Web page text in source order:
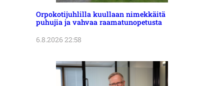
Orpokotijuhlilla kuullaan nimekkäitä
puhujia ja vahvaa raamatunopetusta
6.8.2026 22:58